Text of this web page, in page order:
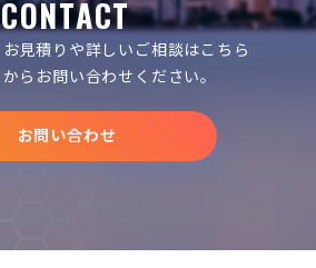
CONTACT
お見積りや詳しいご相談はこちら
からお問い合わせください。
お問い合わせ